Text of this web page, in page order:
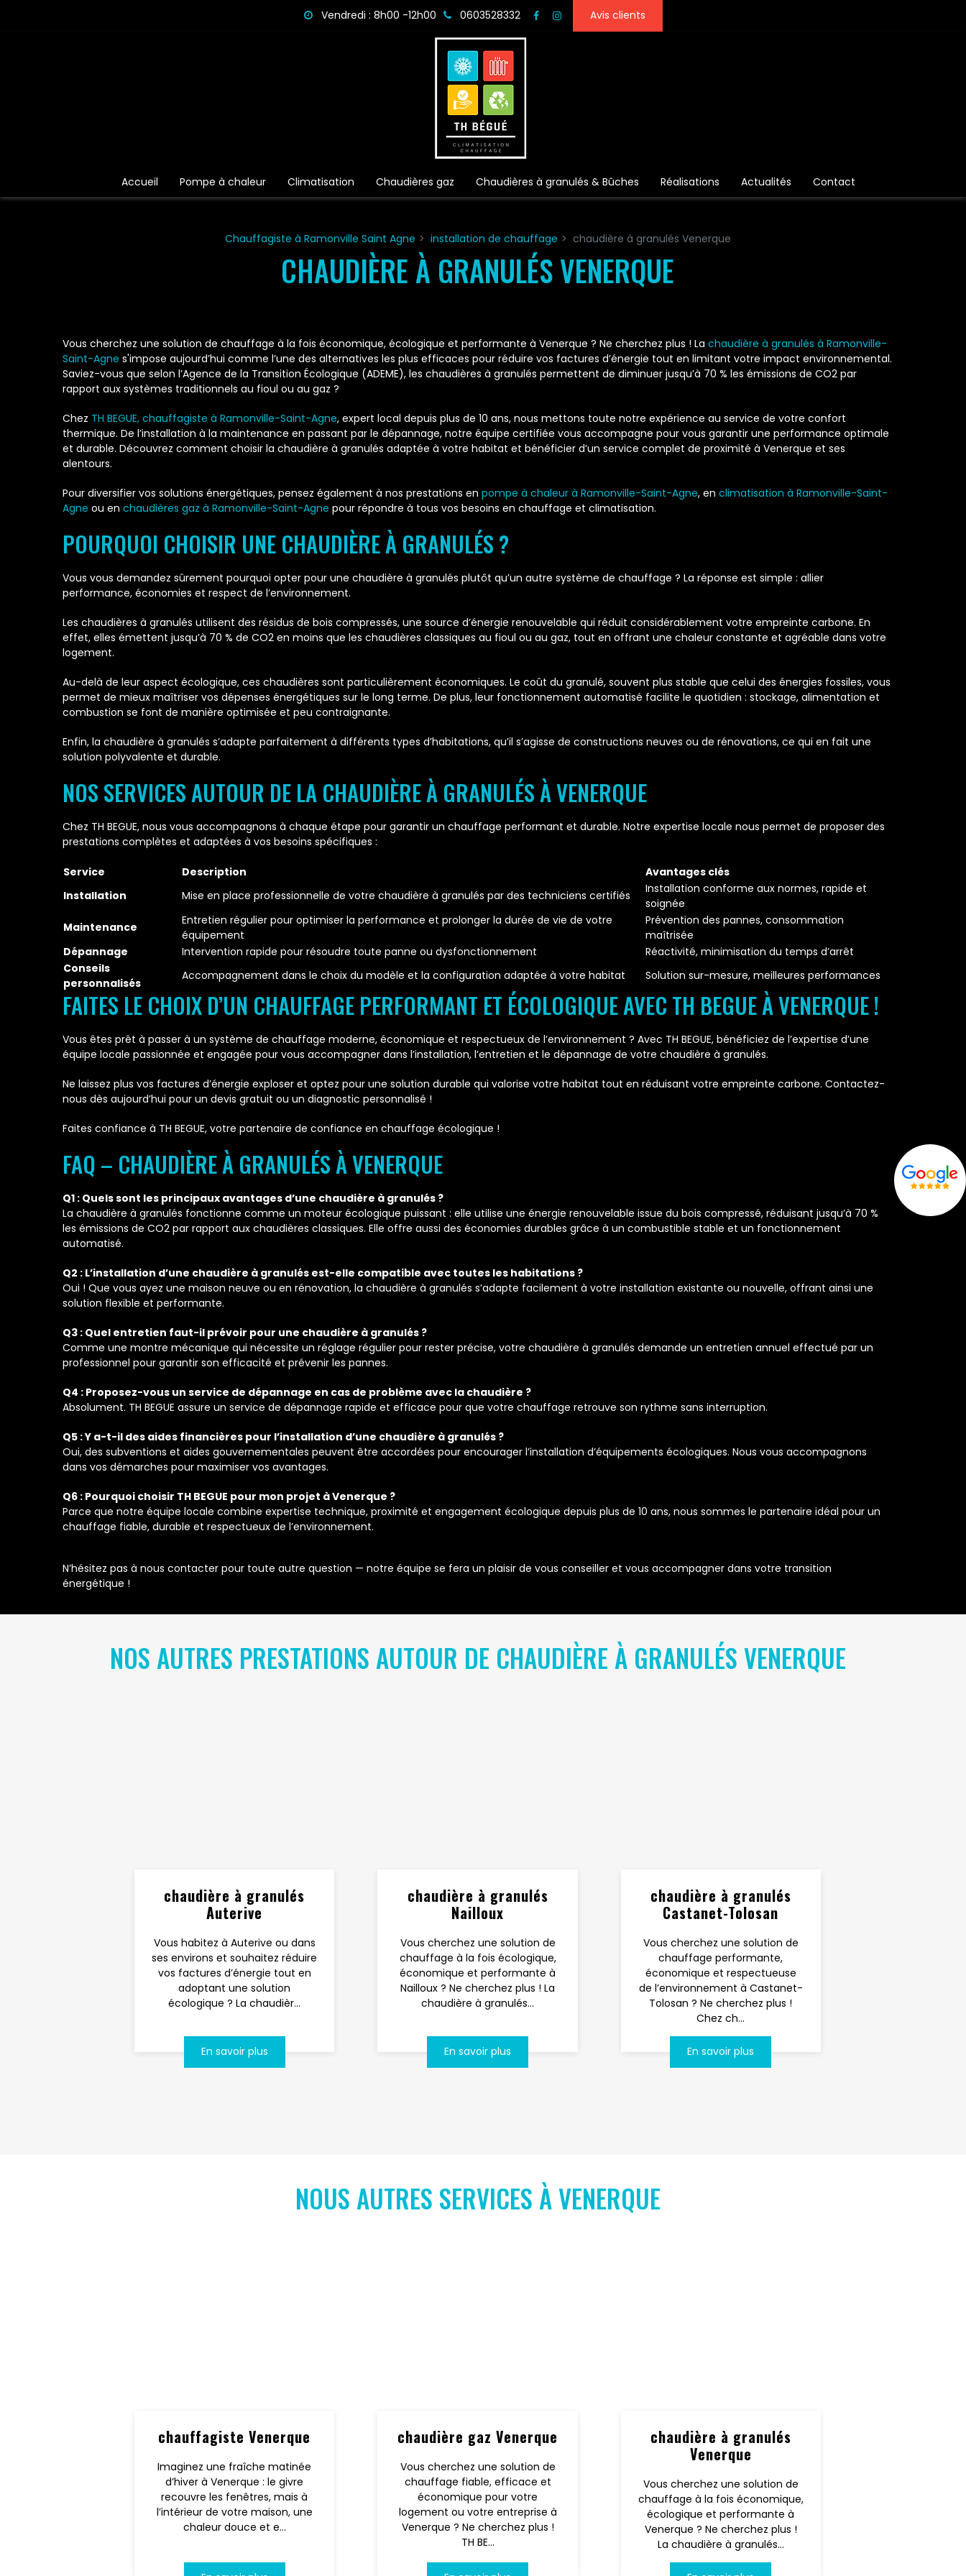
Vendredi : 8h00 -12h00 0603528332 Avis clients
Accueil Pompe à chaleur Climatisation Chaudières gaz Chaudières à granulés & Bûches Réalisations Actualités Contact
Chauffagiste à Ramonville Saint Agne installation de chauffage chaudière à granulés Venerque
CHAUDIÈRE À GRANULÉS VENERQUE
Vous cherchez une solution de chauffage à la fois économique, écologique et performante à Venerque ? Ne cherchez plus ! La chaudière à granulés à Ramonville-
Saint-Agne s'impose aujourd’hui comme l’une des alternatives les plus efficaces pour réduire vos factures d’énergie tout en limitant votre impact environnemental.
Saviez-vous que selon l’Agence de la Transition Écologique (ADEME), les chaudières à granulés permettent de diminuer jusqu’à 70 % les émissions de CO2 par
rapport aux systèmes traditionnels au fioul ou au gaz ?
Chez TH BEGUE, chauffagiste à Ramonville-Saint-Agne, expert local depuis plus de 10 ans, nous mettons toute notre expérience au service de votre confort
thermique. De l’installation à la maintenance en passant par le dépannage, notre équipe certifiée vous accompagne pour vous garantir une performance optimale
et durable. Découvrez comment choisir la chaudière à granulés adaptée à votre habitat et bénéficier d’un service complet de proximité à Venerque et ses
alentours.
Pour diversifier vos solutions énergétiques, pensez également à nos prestations en pompe à chaleur à Ramonville-Saint-Agne, en climatisation à Ramonville-Saint-
Agne ou en chaudières gaz à Ramonville-Saint-Agne pour répondre à tous vos besoins en chauffage et climatisation.
POURQUOI CHOISIR UNE CHAUDIÈRE À GRANULÉS ?
Vous vous demandez sûrement pourquoi opter pour une chaudière à granulés plutôt qu’un autre système de chauffage ? La réponse est simple : allier
performance, économies et respect de l’environnement.
Les chaudières à granulés utilisent des résidus de bois compressés, une source d’énergie renouvelable qui réduit considérablement votre empreinte carbone. En
effet, elles émettent jusqu’à 70 % de CO2 en moins que les chaudières classiques au fioul ou au gaz, tout en offrant une chaleur constante et agréable dans votre
logement.
Au-delà de leur aspect écologique, ces chaudières sont particulièrement économiques. Le coût du granulé, souvent plus stable que celui des énergies fossiles, vous
permet de mieux maîtriser vos dépenses énergétiques sur le long terme. De plus, leur fonctionnement automatisé facilite le quotidien : stockage, alimentation et
combustion se font de manière optimisée et peu contraignante.
Enfin, la chaudière à granulés s’adapte parfaitement à différents types d’habitations, qu’il s’agisse de constructions neuves ou de rénovations, ce qui en fait une
solution polyvalente et durable.
NOS SERVICES AUTOUR DE LA CHAUDIÈRE À GRANULÉS À VENERQUE
Chez TH BEGUE, nous vous accompagnons à chaque étape pour garantir un chauffage performant et durable. Notre expertise locale nous permet de proposer des
prestations complètes et adaptées à vos besoins spécifiques :
Service Description
Avantages clés
Installation
Mise en place professionnelle de votre chaudière à granulés par des techniciens certifiés
Installation conforme aux normes, rapide et
soignée
Maintenance
Entretien régulier pour optimiser la performance et prolonger la durée de vie de votre
équipement
Prévention des pannes, consommation
maîtrisée
Dépannage
Intervention rapide pour résoudre toute panne ou dysfonctionnement
Réactivité, minimisation du temps d’arrêt
Conseils
personnalisés
Accompagnement dans le choix du modèle et la configuration adaptée à votre habitat Solution sur-mesure, meilleures performances
FAITES LE CHOIX D’UN CHAUFFAGE PERFORMANT ET ÉCOLOGIQUE AVEC TH BEGUE À VENERQUE !
Vous êtes prêt à passer à un système de chauffage moderne, économique et respectueux de l’environnement ? Avec TH BEGUE, bénéficiez de l’expertise d’une
équipe locale passionnée et engagée pour vous accompagner dans l’installation, l’entretien et le dépannage de votre chaudière à granulés.
Ne laissez plus vos factures d’énergie exploser et optez pour une solution durable qui valorise votre habitat tout en réduisant votre empreinte carbone. Contactez-
nous dès aujourd’hui pour un devis gratuit ou un diagnostic personnalisé !
Faites confiance à TH BEGUE, votre partenaire de confiance en chauffage écologique !
FAQ – CHAUDIÈRE À GRANULÉS À VENERQUE
Q1 : Quels sont les principaux avantages d’une chaudière à granulés ?
La chaudière à granulés fonctionne comme un moteur écologique puissant : elle utilise une énergie renouvelable issue du bois compressé, réduisant jusqu’à 70 %
les émissions de CO2 par rapport aux chaudières classiques. Elle offre aussi des économies durables grâce à un combustible stable et un fonctionnement
automatisé.
Q2 : L’installation d’une chaudière à granulés est-elle compatible avec toutes les habitations ?
Oui ! Que vous ayez une maison neuve ou en rénovation, la chaudière à granulés s’adapte facilement à votre installation existante ou nouvelle, offrant ainsi une
solution flexible et performante.
Q3 : Quel entretien faut-il prévoir pour une chaudière à granulés ?
Comme une montre mécanique qui nécessite un réglage régulier pour rester précise, votre chaudière à granulés demande un entretien annuel effectué par un
professionnel pour garantir son efficacité et prévenir les pannes.
Q4 : Proposez-vous un service de dépannage en cas de problème avec la chaudière ?
Absolument. TH BEGUE assure un service de dépannage rapide et efficace pour que votre chauffage retrouve son rythme sans interruption.
Q5 : Y a-t-il des aides financières pour l’installation d’une chaudière à granulés ?
Oui, des subventions et aides gouvernementales peuvent être accordées pour encourager l’installation d’équipements écologiques. Nous vous accompagnons
dans vos démarches pour maximiser vos avantages.
Q6 : Pourquoi choisir TH BEGUE pour mon projet à Venerque ?
Parce que notre équipe locale combine expertise technique, proximité et engagement écologique depuis plus de 10 ans, nous sommes le partenaire idéal pour un
chauffage fiable, durable et respectueux de l’environnement.
N’hésitez pas à nous contacter pour toute autre question — notre équipe se fera un plaisir de vous conseiller et vous accompagner dans votre transition
énergétique !
NOS AUTRES PRESTATIONS AUTOUR DE CHAUDIÈRE À GRANULÉS VENERQUE
chaudière à granulés
Auterive
Vous habitez à Auterive ou dans
ses environs et souhaitez réduire
vos factures d’énergie tout en
adoptant une solution
écologique ? La chaudièr...
En savoir plus
chaudière à granulés
Nailloux
Vous cherchez une solution de
chauffage à la fois écologique,
économique et performante à
Nailloux ? Ne cherchez plus ! La
chaudière à granulés...
En savoir plus
chaudière à granulés
Castanet-Tolosan
Vous cherchez une solution de
chauffage performante,
économique et respectueuse
de l’environnement à Castanet-
Tolosan ? Ne cherchez plus !
Chez ch...
En savoir plus
NOUS AUTRES SERVICES À VENERQUE
chauffagiste Venerque
Imaginez une fraîche matinée
d’hiver à Venerque : le givre
recouvre les fenêtres, mais à
l’intérieur de votre maison, une
chaleur douce et e...
chaudière gaz Venerque
Vous cherchez une solution de
chauffage fiable, efficace et
économique pour votre
logement ou votre entreprise à
Venerque ? Ne cherchez plus !
TH BE...
chaudière à granulés
Venerque
Vous cherchez une solution de
chauffage à la fois économique,
écologique et performante à
Venerque ? Ne cherchez plus !
La chaudière à granulés...